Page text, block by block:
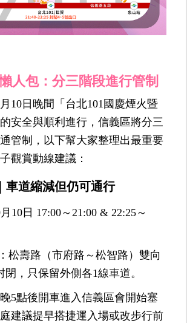
人包：分三階段進行管制
10日晚間「台北101國慶煙火暨
安全與順利進行，信義區將分三
管制，以下幫大家整理出最重要
觀賞動線建議：
車道縮減但仍可通行
10日 17:00～21:00 & 22:25～
松壽路（市府路～松智路）雙向
閉，只保留外側各1線車道。
5點後開車進入信義區會開始塞
建議提早搭捷運入場或改步行前